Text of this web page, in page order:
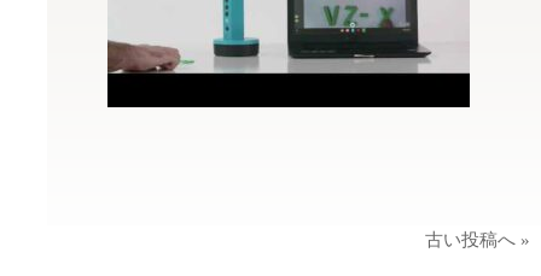
古い投稿へ »